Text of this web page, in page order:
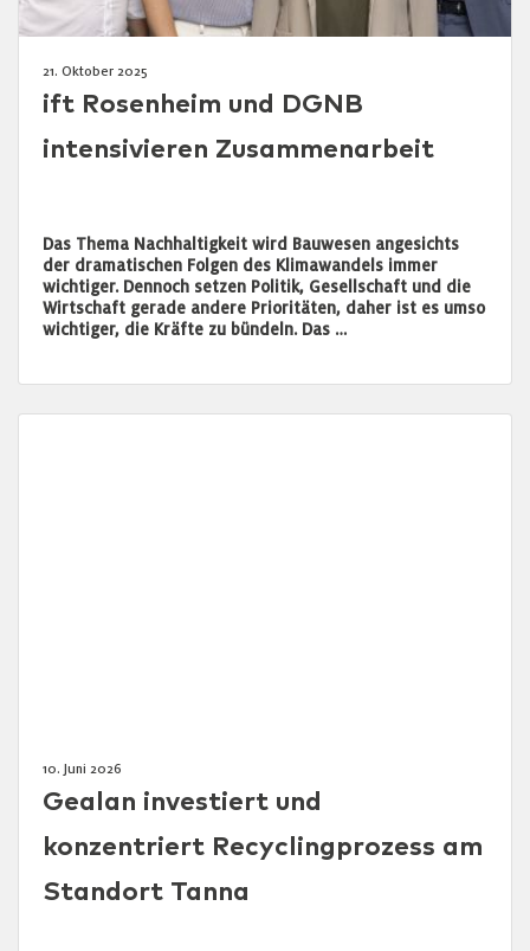
21. Oktober 2025
ift Rosenheim und DGNB
intensivieren Zusammenarbeit
Das Thema Nachhaltigkeit wird Bauwesen angesichts
der dramatischen Folgen des Klimawandels immer
wichtiger. Dennoch setzen Politik, Gesellschaft und die
Wirtschaft gerade andere Prioritäten, daher ist es umso
wichtiger, die Kräfte zu bündeln. Das …
10. Juni 2026
Gealan investiert und
konzentriert Recyclingprozess am
Standort Tanna